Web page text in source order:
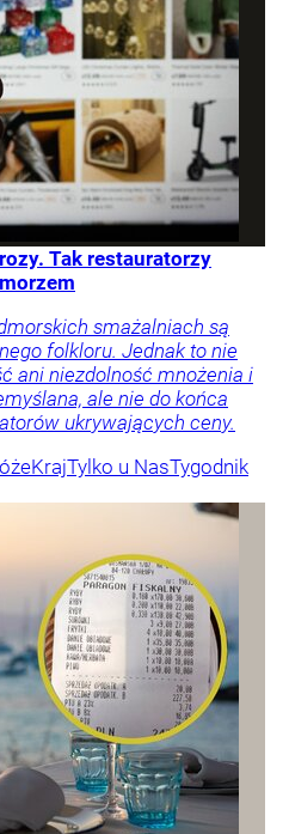
Tak restauratorzy
smażalniach są
folkloru. Jednak to nie
ani niezdolność mnożenia i
ale nie do końca
ukrywających ceny.
KrajTylko u NasTygodnik